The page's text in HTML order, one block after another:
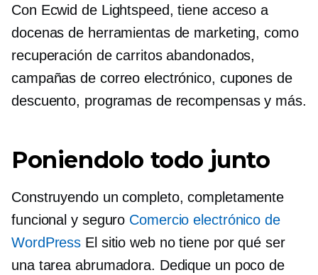
Con Ecwid de Lightspeed, tiene acceso a
docenas de herramientas de marketing, como
recuperación de carritos abandonados,
campañas de correo electrónico, cupones de
descuento, programas de recompensas y más.
Poniendolo todo junto
Construyendo un completo, completamente
funcional y seguro Comercio electrónico de
WordPress El sitio web no tiene por qué ser
una tarea abrumadora. Dedique un poco de